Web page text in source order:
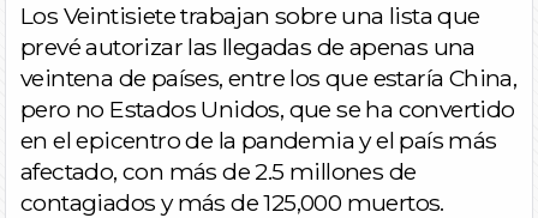
Los Veintisiete trabajan sobre una lista que
prevé autorizar las llegadas de apenas una
veintena de países, entre los que estaría China,
pero no Estados Unidos, que se ha convertido
en el epicentro de la pandemia y el país más
afectado, con más de 2.5 millones de
contagiados y más de 125,000 muertos.